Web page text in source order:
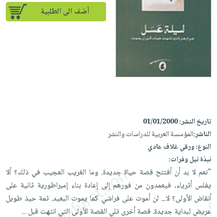
إختياراتنا
كتب
أكاديمية
English
iKitab
حدود
على
Android
تحميل
iKitab
على
Apple
أسئلة
طرحها
على
على
Apple
المواضيع
الأكثر
مبيعاً
تعليمية
الصحة
جديد
العناية
الشخصية
العناية
وتصفيف
الشعر
العناية
بالجسم
والسفرة
جديد
الكل
أواني
الطهي
أدوات
متجر
الهدايا
أقسام
أضف الى الطلبية
تاريخ النشر:01/01/2000
الناشر:المؤسسة العربية للدراسات والنشر
النوع:ورقي غلاف عادي
نبذة نيل وفرات:
"نعم لا بد أن أفتتح قصة حياة جديدة. وما الغريب العجيب في ذلك؟ ألا
يفلس أثرياء، فيعمدون من فورهم إلى إعادة بناء إمبراطورية ثانية على
أنقاض الأولى؟ لا... لن أموت على فراشي كما يموت البعيد. ثمة حيذ طويل
عريض لبداية جديدة. قصة أخرى تلي القصة الأولى التي انتهت قبل...